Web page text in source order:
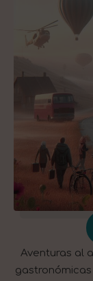
Aventuras al